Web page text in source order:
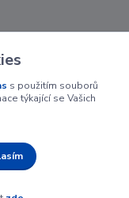
s použitím souborů
týkající se Vašich